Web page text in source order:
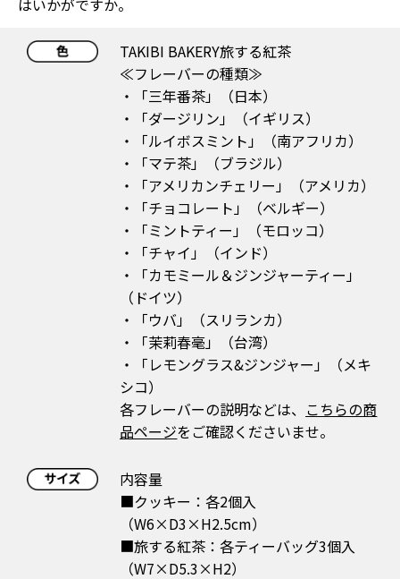
はいかがですか。
TAKIBI BAKERY旅する紅茶
≪フレーバーの種類≫
・「三年番茶」（日本）
・「ダージリン」（イギリス）
・「ルイボスミント」（南アフリカ）
・「マテ茶」（ブラジル）
・「アメリカンチェリー」（アメリカ）
・「チョコレート」（ベルギー）
・「ミントティー」（モロッコ）
・「チャイ」（インド）
・「カモミール＆ジンジャーティー」
（ドイツ）
・「ウバ」（スリランカ）
・「茉莉春毫」（台湾）
・「レモングラス&ジンジャー」（メキ
シコ）
各フレーバーの説明などは、 こちらの商
品ページをご確認くださいませ。
内容量
■クッキー：各2個入
（W6×D3×H2.5cm）
■旅する紅茶：各ティーバッグ3個入
（W7×D5.3×H2）